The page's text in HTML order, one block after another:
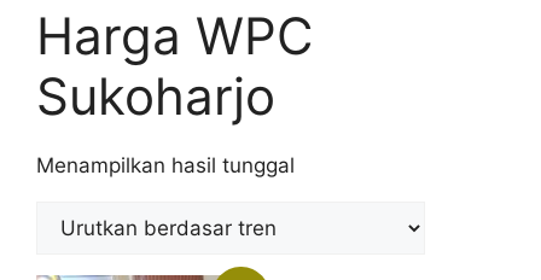
Harga WPC
Sukoharjo
Menampilkan hasil tunggal